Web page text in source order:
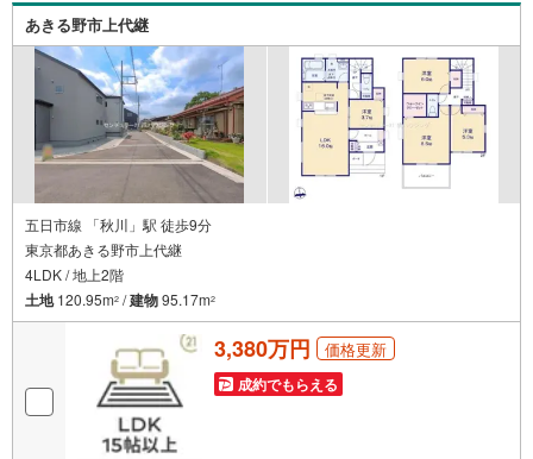
あきる野市上代継
五日市線 「秋川」駅 徒歩9分
東京都あきる野市上代継
4LDK / 地上2階
土地120.95m2 /建物95.17m2
3,380万円 価格更新
成約でもらえる